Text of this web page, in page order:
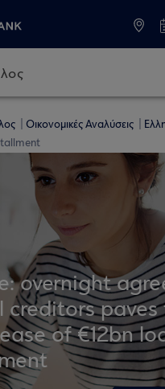
Οικονομικές Αναλύσεις
overnight
creditors paves
of €12bn